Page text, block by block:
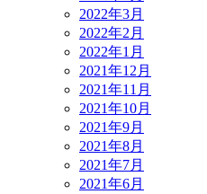
2022年3月
2022年2月
2022年1月
2021年12月
2021年11月
2021年10月
2021年9月
2021年8月
2021年7月
2021年6月